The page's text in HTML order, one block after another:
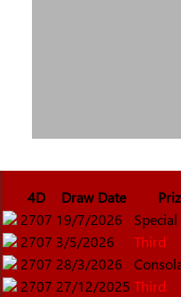
4D Draw Date
2707 19/7/2026
Special
2707 3/5/2026
Third
2707 28/3/2026
2707 27/12/2025 Third